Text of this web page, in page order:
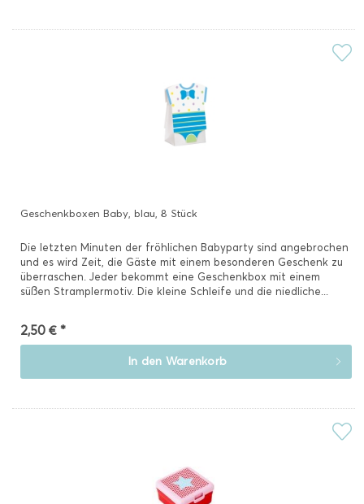
Geschenkboxen Baby, blau, 8 Stück
Die letzten Minuten der fröhlichen Babyparty sind angebrochen
und es wird Zeit, die Gäste mit einem besonderen Geschenk zu
überraschen. Jeder bekommt eine Geschenkbox mit einem
süßen Stramplermotiv. Die kleine Schleife und die niedliche...
2,50 € *
In den Warenkorb